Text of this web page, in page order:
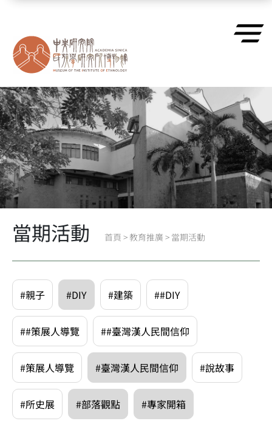
當期活動 首頁 >教育推廣 > 當期活動
#親子 #DIY #建築 ##DIY
##策展人導覽 ##臺灣漢人民間信仰
#策展人導覽 #臺灣漢人民間信仰 #說故事
#所史展 #部落觀點 #專家開箱